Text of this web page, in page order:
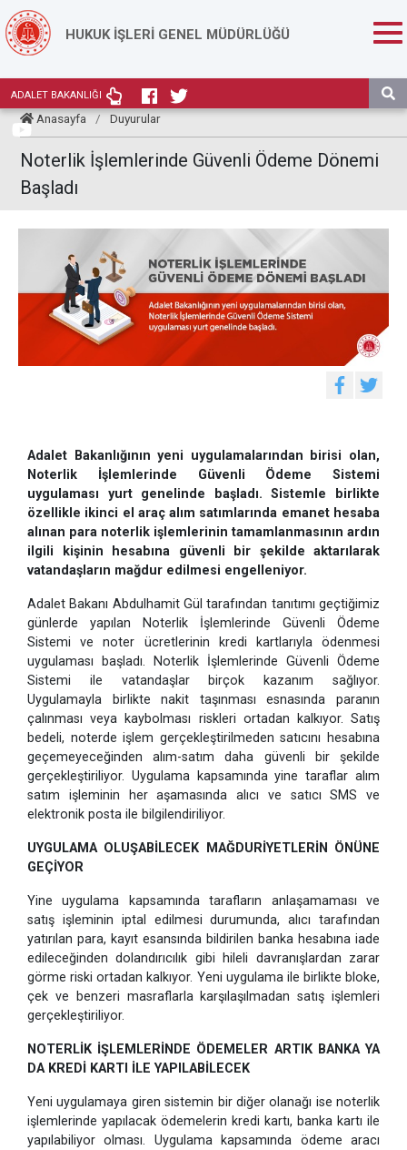
HUKUK İŞLERİ GENEL MÜDÜRLÜĞÜ
ADALET BAKANLIĞI
Anasayfa / Duyurular
Noterlik İşlemlerinde Güvenli Ödeme Dönemi
Başladı
Adalet Bakanlığının yeni uygulamalarından birisi olan,
Noterlik İşlemlerinde Güvenli Ödeme Sistemi
uygulaması yurt genelinde başladı. Sistemle birlikte
özellikle ikinci el araç alım satımlarında emanet hesaba
alınan para noterlik işlemlerinin tamamlanmasının ardın
ilgili kişinin hesabına güvenli bir şekilde aktarılarak
vatandaşların mağdur edilmesi engelleniyor.
Adalet Bakanı Abdulhamit Gül tarafından tanıtımı geçtiğimiz
günlerde yapılan Noterlik İşlemlerinde Güvenli Ödeme
Sistemi ve noter ücretlerinin kredi kartlarıyla ödenmesi
uygulaması başladı. Noterlik İşlemlerinde Güvenli Ödeme
Sistemi ile vatandaşlar birçok kazanım sağlıyor.
Uygulamayla birlikte nakit taşınması esnasında paranın
çalınması veya kaybolması riskleri ortadan kalkıyor. Satış
bedeli, noterde işlem gerçekleştirilmeden satıcını hesabına
geçemeyeceğinden alım-satım daha güvenli bir şekilde
gerçekleştiriliyor. Uygulama kapsamında yine taraflar alım
satım işleminin her aşamasında alıcı ve satıcı SMS ve
elektronik posta ile bilgilendiriliyor.
UYGULAMA OLUŞABİLECEK MAĞDURİYETLERİN ÖNÜNE
GEÇİYOR
Yine uygulama kapsamında tarafların anlaşamaması ve
satış işleminin iptal edilmesi durumunda, alıcı tarafından
yatırılan para, kayıt esansında bildirilen banka hesabına iade
edileceğinden dolandırıcılık gibi hileli davranışlardan zarar
görme riski ortadan kalkıyor. Yeni uygulama ile birlikte bloke,
çek ve benzeri masraflarla karşılaşılmadan satış işlemleri
gerçekleştiriliyor.
NOTERLİK İŞLEMLERİNDE ÖDEMELER ARTIK BANKA YA
DA KREDİ KARTI İLE YAPILABİLECEK
Yeni uygulamaya giren sistemin bir diğer olanağı ise noterlik
işlemlerinde yapılacak ödemelerin kredi kartı, banka kartı ile
yapılabiliyor olması. Uygulama kapsamında ödeme aracı